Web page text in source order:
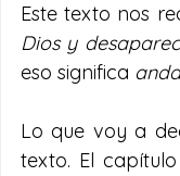
Este texto nos
Dios y
eso significa
Lo que voy a
texto. El